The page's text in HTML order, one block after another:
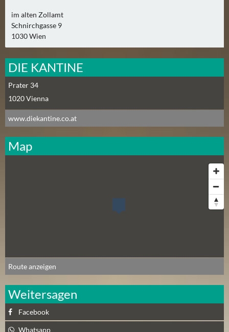
im alten Zollamt
Schnirchgasse 9
1030 Wien
DIE KANTINE
Prater 34
1020Vienna
www.diekantine.co.at
Map
Route anzeigen
Weitersagen
Facebook
Whatsapp